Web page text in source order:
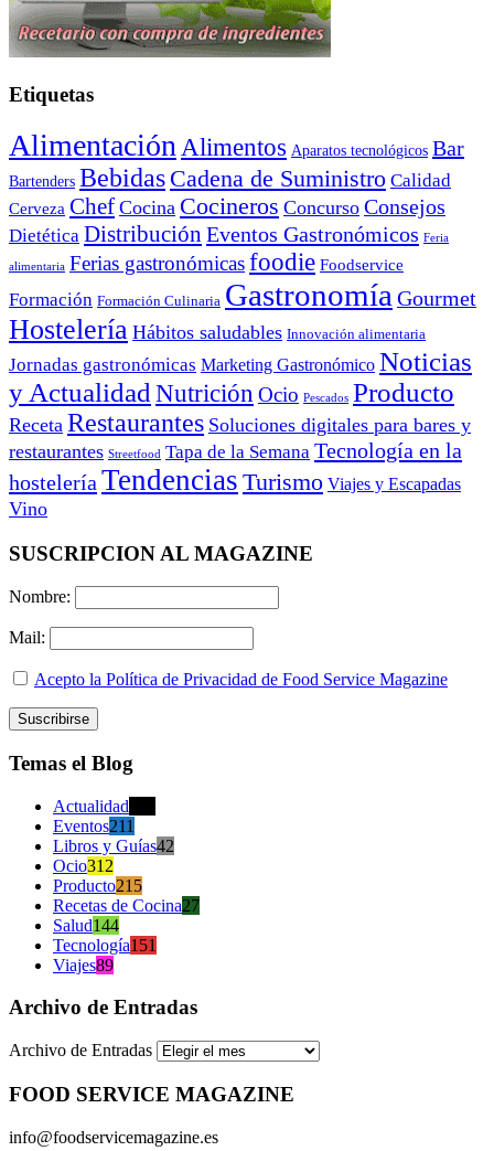
Etiquetas
Alimentación Alimentos Aparatos tecnológicos Bar
Bartenders Bebidas Cadena de Suministro Calidad
Cerveza Chef Cocina Cocineros Concurso Consejos
Dietética Distribución Eventos Gastronómicos Feria
alimentaria Ferias gastronómicasfoodie Foodservice
Formación Formación Culinaria Gastronomía Gourmet
Hostelería Hábitos saludables Innovación alimentaria
Jornadas gastronómicas Marketing Gastronómico Noticias
y Actualidad Nutrición Ocio Pescados Producto
Receta Restaurantes Soluciones digitales para bares y
restaurantes Streetfood Tapa de la Semana Tecnología en la
hostelería Tendencias Turismo Viajes y Escapadas
Vino
SUSCRIPCION AL MAGAZINE
Nombre:
Mail:
Acepto la Política de Privacidad de Food Service Magazine
Temas el Blog
Actualidad
Eventos211
Libros y Guías42
Ocio312
Producto215
Recetas de Cocina27
Salud144
Tecnología151
Viajes89
Archivo de Entradas
Archivo de Entradas
FOOD SERVICE MAGAZINE
info@foodservicemagazine.es